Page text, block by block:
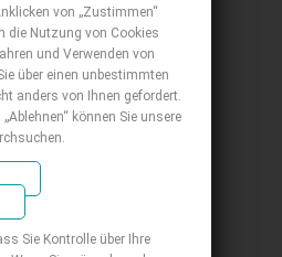
Mini-ITX
1x 2.5" SATA bay
von „Zustimmen“
die Nutzung von Cookies
und Verwenden von
über einen unbestimmten
anders von Ihnen gefordert.
können Sie unsere
Sie Kontrolle über Ihre